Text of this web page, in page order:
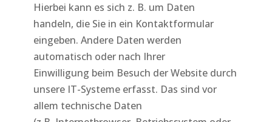
Hierbei kann es sich z. B. um Daten
handeln, die Sie in ein Kontaktformular
eingeben. Andere Daten werden
automatisch oder nach Ihrer
Einwilligung beim Besuch der Website durch
unsere IT-Systeme erfasst. Das sind vor
allem technische Daten